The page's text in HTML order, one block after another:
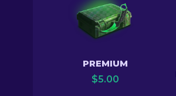
PREMIUM
$5.00